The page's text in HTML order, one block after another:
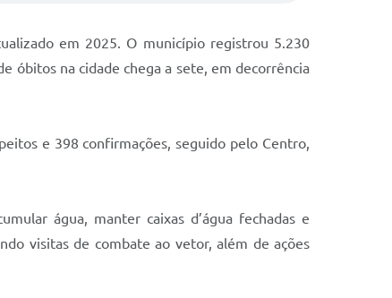
em 2025. O município registrou 5.230
óbitos na cidade chega a sete, em decorrência
e 398 confirmações, seguido pelo Centro,
água, manter caixas d’água fechadas e
visitas de combate ao vetor, além de ações